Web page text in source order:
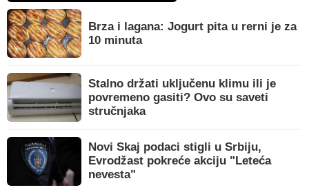
Brza i lagana: Jogurt pita u rerni je za
10 minuta
Stalno držati uključenu klimu ili je
povremeno gasiti? Ovo su saveti
stručnjaka
Novi Skaj podaci stigli u Srbiju,
Evrodžast pokreće akciju "Leteća
nevesta"